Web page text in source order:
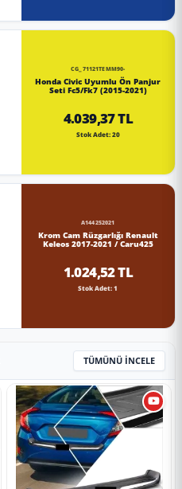
CG_71121TEMM90-
Honda Civic Uyumlu Ön Panjur
Seti Fc5/Fk7 (2015-2021)
4.039,37 TL
Stok Adet: 20
A144252021
Krom Cam Rüzgarlığı Renault
Keleos 2017-2021 / Caru425
1.024,52 TL
Stok Adet: 1
TÜMÜNÜ İNCELE